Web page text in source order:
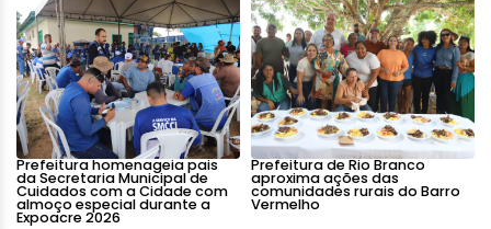
Prefeitura homenageia pais
da Secretaria Municipal de
Cuidados com a Cidade com
almoço especial durante a
Expoacre 2026
Prefeitura de Rio Branco
aproxima ações das
comunidades rurais do Barro
Vermelho